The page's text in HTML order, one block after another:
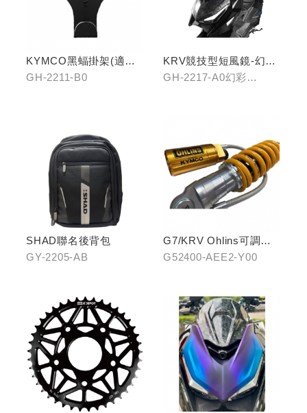
KYMCO黑蝠掛架(適用
原車可收折掛
GH-2211-B0
KRV競技型短風鏡-幻彩
藍/燻黑
GH-2217-A0幻彩
SHAD聯名後背包
GY-2205-AB
G7/KRV Ohlins可調避
震器
G52400-AEE2-Y00